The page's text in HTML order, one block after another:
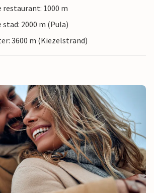
1000 m
2000 m (Pula)
3600 m (Kiezelstrand)